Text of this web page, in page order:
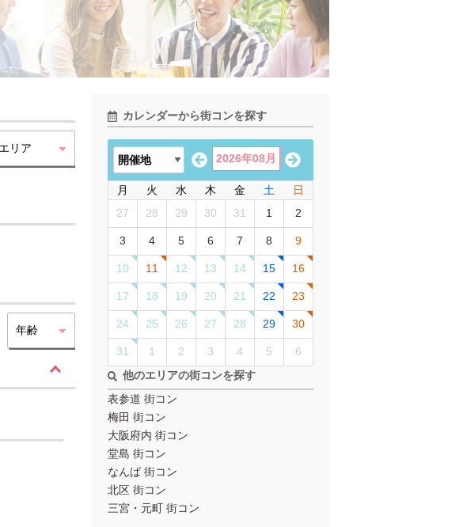
カレンダーから街コンを探す
2026年08月
月 火 水 木 金 土
日
27
28 29 30 31 1 2
3 4 5 6 7 8 9
10 11 12 13 14 15 16
17 18 19 20 21 22 23
24 25 26 27 28 29 30
31 1 2 3 4 5
6
他のエリアの街コンを探す
表参道 街コン
梅田 街コン
大阪府内 街コン
堂島 街コン
なんば 街コン
北区 街コン
三宮・元町 街コン